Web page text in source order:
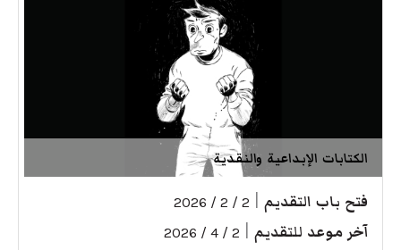
الكتابات الإبداعية والنقدية
فتح باب التقديم 2 / 2 / 2026
آخر موعد للتقديم 2 / 4 / 2026